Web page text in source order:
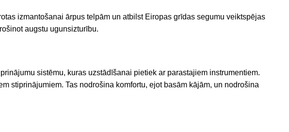
izmantošanai ārpus telpām un atbilst Eiropas grīdas segumu veiktspējas
augstu ugunsizturību.
sistēmu, kuras uzstādīšanai pietiek ar parastajiem instrumentiem.
stiprinājumiem. Tas nodrošina komfortu, ejot basām kājām, un nodrošina